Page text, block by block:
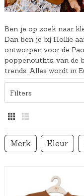
Ben je op zoek naar
Dan ben je bij Hollie
ontworpen voor de
poppenoutfits, van de
trends. Alles wordt in
Filters
Merk Kleur